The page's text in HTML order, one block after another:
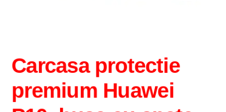
Plată
Politica de utilizare cookie
Carcasa protectie
premium Huawei